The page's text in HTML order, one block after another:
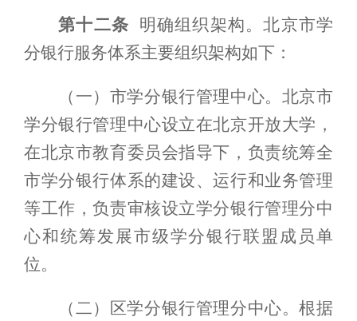
第十二条 明确组织架构。北京市学
分银行服务体系主要组织架构如下：
（一）市学分银行管理中心。北京市
学分银行管理中心设立在北京开放大学，
在北京市教育委员会指导下，负责统筹全
市学分银行体系的建设、运行和业务管理
等工作，负责审核设立学分银行管理分中
心和统筹发展市级学分银行联盟成员单
位。
（二）区学分银行管理分中心。根据